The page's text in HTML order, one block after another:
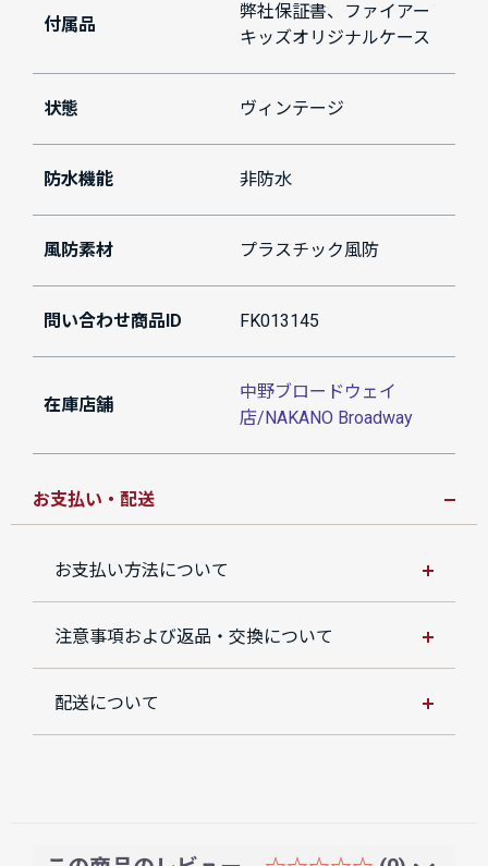
付属品
弊社保証書、ファイアー
キッズオリジナルケース
状態 ヴィンテージ
防水機能 非防水
風防素材 プラスチック風防
問い合わせ商品ID FK013145
在庫店舗
中野ブロードウェイ
店/NAKANO Broadway
お支払い・配送
お支払い方法について
注意事項および返品・交換について
配送について